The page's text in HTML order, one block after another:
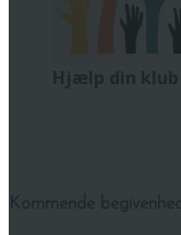
Hjælp din